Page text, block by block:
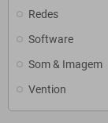
Redes
Software
Som & Imagem
Vention